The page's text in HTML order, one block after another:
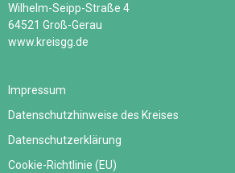
Wilhelm-Seipp-Straße 4
64521 Groß-Gerau
www.kreisgg.de
Impressum
Datenschutzhinweise des Kreises
Datenschutzerklärung
Cookie-Richtlinie (EU)